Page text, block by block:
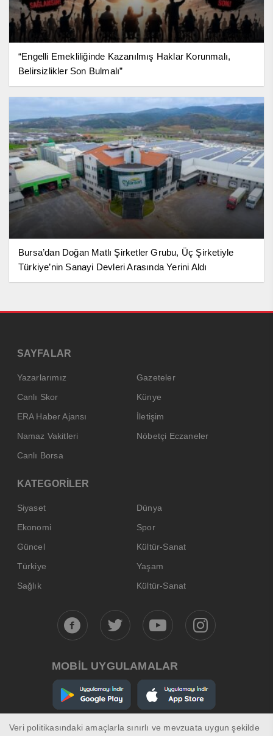
“Engelli Emekliliğinde Kazanılmış Haklar Korunmalı,
Belirsizlikler Son Bulmalı”
Bursa’dan Doğan Matlı Şirketler Grubu, Üç Şirketiyle
Türkiye’nin Sanayi Devleri Arasında Yerini Aldı
SAYFALAR
Yazarlarımız
Gazeteler
Canlı Skor
Künye
ERA Haber Ajansı
İletişim
Namaz Vakitleri
Nöbetçi Eczaneler
Canlı Borsa
KATEGORİLER
Siyaset
Dünya
Ekonomi
Spor
Güncel
Kültür-Sanat
Türkiye
Yaşam
Sağlık
Kültür-Sanat
MOBİL UYGULAMALAR
Veri politikasındaki amaçlarla sınırlı ve mevzuata uygun şekilde